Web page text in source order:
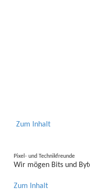
Zum Inhalt
Pixel- und Technikfreunde
Wir mögen Bits und
Zum Inhalt